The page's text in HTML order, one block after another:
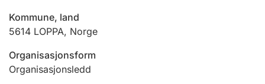
Ektepaktveileder
Offentlig sektor
Kommune, land
5614 LOPPA, Norge
Organisasjonsform
Organisasjonsledd